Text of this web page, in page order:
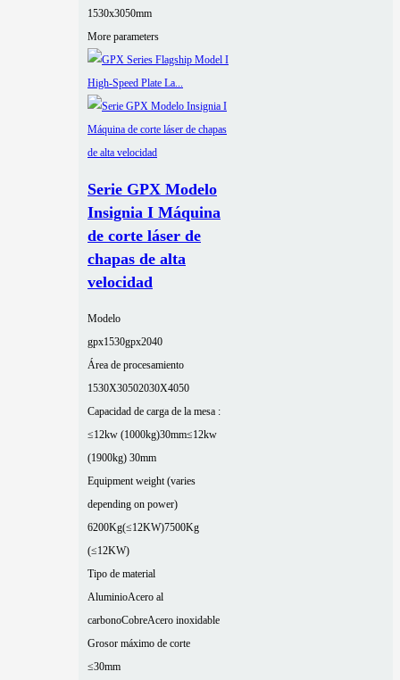
1530x3050mm
More parameters
Serie GPX Modelo
Insignia I Máquina
de corte láser de
chapas de alta
velocidad
Modelo
gpx1530gpx2040
Área de procesamiento
1530X30502030X4050
Capacidad de carga de la mesa :
≤12kw (1000kg)30mm≤12kw
(1900kg) 30mm
Equipment weight (varies
depending on power)
6200Kg(≤12KW)7500Kg
(≤12KW)
Tipo de material
AluminioAcero al
carbonoCobreAcero inoxidable
Grosor máximo de corte
≤30mm